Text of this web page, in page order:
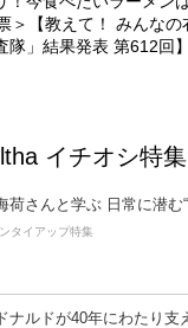
＞【教えて！ みんなの
隊」結果発表 第612回】
イチオシ特集
荷さんと学ぶ 日常に潜む
タイアップ特集
ナルドが40年にわたり支